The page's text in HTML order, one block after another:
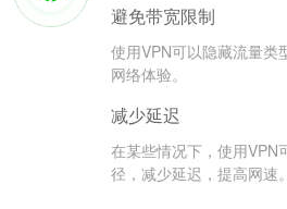
避免带宽限制
使用VPN可以隐藏流量类
网络体验。
减少延迟
在某些情况下，使用VPN
径，减少延迟，提高网速。